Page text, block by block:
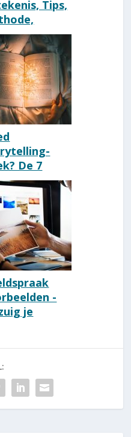
Tips,
Uitleg &
De 7
Boeken
-
je